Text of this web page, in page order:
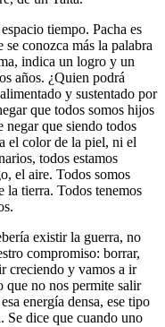
tiempo. Pacha es
conozca más la palabra
indica un logro y un
años. ¿Quien podrá
y sustentado por
que todos somos hijos
negar que siendo todos
el color de la piel, ni el
todos estamos
el aire. Todos somos
la tierra. Todos tenemos
existir la guerra, no
compromiso: borrar,
creciendo y vamos a ir
no nos permite salir
energía densa, ese tipo
Se dice que cuando uno